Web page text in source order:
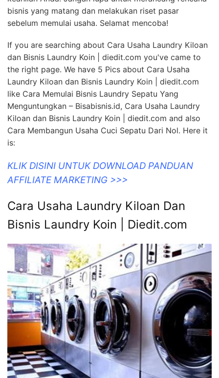
bisnis yang matang dan melakukan riset pasar
sebelum memulai usaha. Selamat mencoba!
If you are searching about Cara Usaha Laundry Kiloan
dan Bisnis Laundry Koin | diedit.com you've came to
the right page. We have 5 Pics about Cara Usaha
Laundry Kiloan dan Bisnis Laundry Koin | diedit.com
like Cara Memulai Bisnis Laundry Sepatu Yang
Menguntungkan – Bisabisnis.id, Cara Usaha Laundry
Kiloan dan Bisnis Laundry Koin | diedit.com and also
Cara Membangun Usaha Cuci Sepatu Dari Nol. Here it
is:
KLIK DISINI UNTUK DOWNLOAD PANDUAN
AFFILIATE MARKETING >>>
Cara Usaha Laundry Kiloan Dan
Bisnis Laundry Koin | Diedit.com